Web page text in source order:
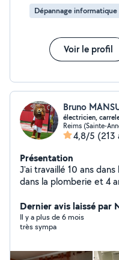
Dépannage informatique
Voir le profil
Bruno
électricien,
Reims (Sainte-
4,8/5 (213
Présentation
J'ai travaillé 10 ans
dans la plomberie et 4
aller allovoisin à bientôt
Dernier avis laissé par
Il y a plus de 6 mois
très sympa